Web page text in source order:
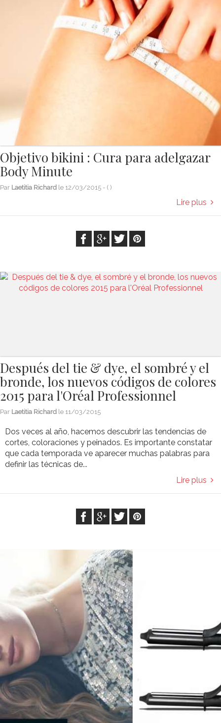
Objetivo bikini : Cura para adelgazar
Body Minute
Par Laetitia Richard le 12/03/2015 - ( )
Lire plus
Después del tie & dye, el sombré y el
bronde, los nuevos códigos de colores
2015 para l'Oréal Professionnel
Par Laetitia Richard le 11/03/2015
Dos veces al año, hacemos descubrir las tendencias de
cortes, coloraciones y peinados. Es importante constatar
que cada temporada ve aparecer muchas palabras para
definir las técnicas de...
Lire plus